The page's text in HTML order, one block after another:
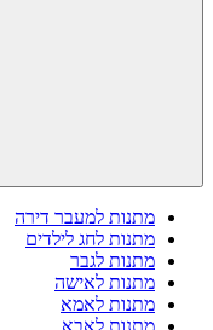
מתנות למעבר דירה
מתנות לחג לילדים
מתנות לגבר
מתנות לאישה
מתנות לאמא
מתנות לאבא